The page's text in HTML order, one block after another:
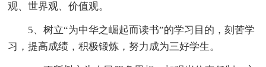
观、世界观、价值观。
5、树立“为中华之崛起而读书”的学习目的，刻苦学
习，提高成绩，积极锻炼，努力成为三好学生。